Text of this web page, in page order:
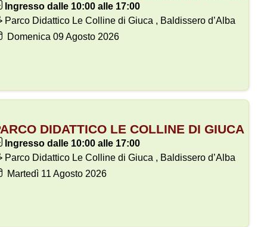
Ingresso dalle 10:00 alle 17:00
Parco Didattico Le Colline di Giuca , Baldissero d’Alba
Domenica 09Agosto 2026
DIDATTICO LE COLLINE DI GIUCA
Ingresso dalle 10:00 alle 17:00
Parco Didattico Le Colline di Giuca , Baldissero d’Alba
Martedì 11Agosto 2026